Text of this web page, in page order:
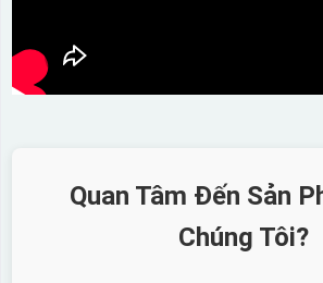
Quan Tâm Đến Sản
Chúng Tôi?